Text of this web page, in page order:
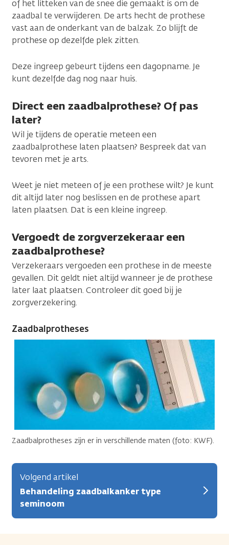
of het litteken van de snee die gemaakt is om de
zaadbal te verwijderen. De arts hecht de prothese
vast aan de onderkant van de balzak. Zo blijft de
prothese op dezelfde plek zitten.
Deze ingreep gebeurt tijdens een dagopname. Je
kunt dezelfde dag nog naar huis.
Direct een zaadbalprothese? Of pas
later?
Wil je tijdens de operatie meteen een
zaadbalprothese laten plaatsen? Bespreek dat van
tevoren met je arts.
Weet je niet meteen of je een prothese wilt? Je kunt
dit altijd later nog beslissen en de prothese apart
laten plaatsen. Dat is een kleine ingreep.
Vergoedt de zorgverzekeraar een
zaadbalprothese?
Verzekeraars vergoeden een prothese in de meeste
gevallen. Dit geldt niet altijd wanneer je de prothese
later laat plaatsen. Controleer dit goed bij je
zorgverzekering.
Zaadbalprotheses
Zaadbalprotheses zijn er in verschillende maten (foto: KWF).
Volgend artikel
Behandeling zaadbalkanker type
seminoom